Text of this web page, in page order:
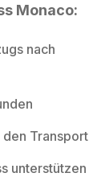
Monaco:
nach
Transport
unterstützen